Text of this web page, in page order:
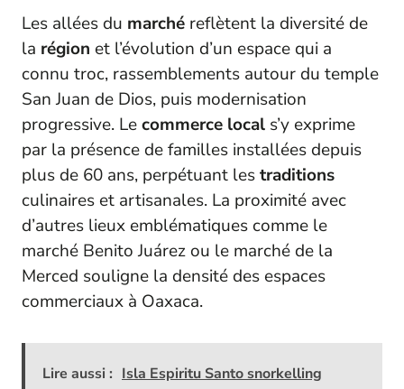
Les allées du marché reflètent la diversité de
la région et l’évolution d’un espace qui a
connu troc, rassemblements autour du temple
San Juan de Dios, puis modernisation
progressive. Lecommerce local s’y exprime
par la présence de familles installées depuis
plus de 60 ans, perpétuant lestraditions
culinaires et artisanales. La proximité avec
d’autres lieux emblématiques comme le
marché Benito Juárez ou le marché de la
Merced souligne la densité des espaces
commerciaux à Oaxaca.
Lire aussi : Isla Espiritu Santo snorkelling